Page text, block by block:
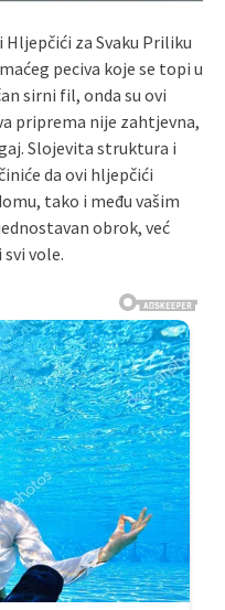
Hljepčići za Svaku Priliku
peciva koje se topi u
sirni fil, onda su ovi
priprema nije zahtjevna,
Slojevita struktura i
da ovi hljepčići
tako i među vašim
obrok, već
vole.